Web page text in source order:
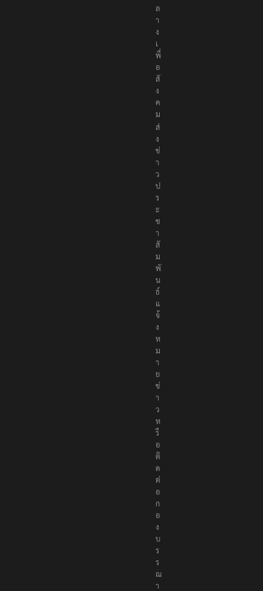
ล
า
ง
เ
พื่
อ
สั
ง
ค
ม
ส่
ง
ข่
า
ว
ป
ร
ะ
ช
า
สั
ม
พั
น
ธ์
แ
จ้
ง
ห
ม
า
ย
ข่
า
ว
ห
รื
อ
ติ
ด
ต่
อ
ก
อ
ง
บ
ร
ร
ณ
า